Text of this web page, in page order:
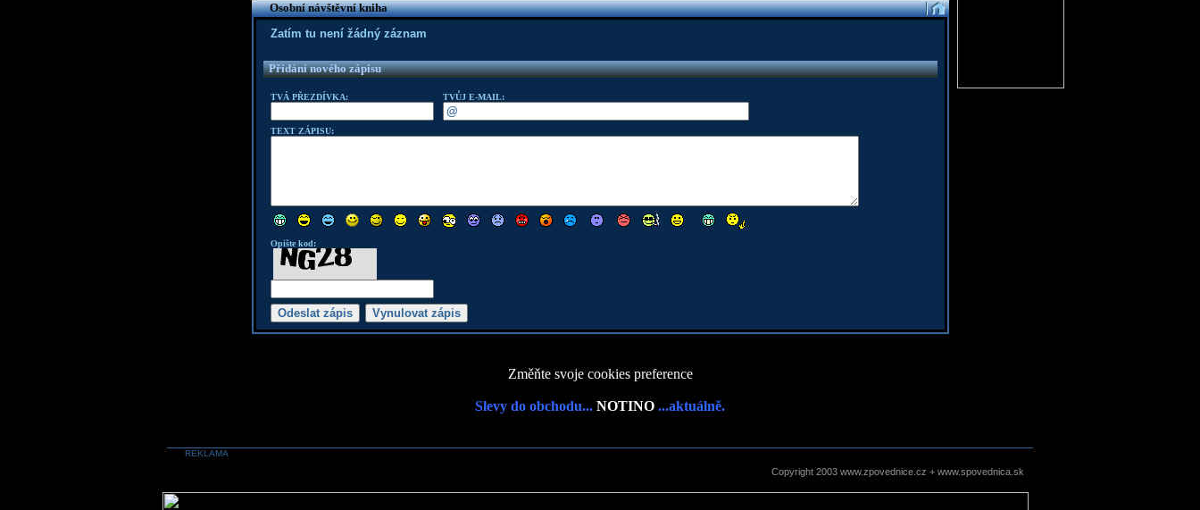
Osobní návštěvní kniha
Zatím tu není žádný záznam
Přidání nového zápisu
TVÁ PŘEZDÍVKA: TVŮJ E-MAIL:
TEXT ZÁPISU:
Opište kod:
Změňte svoje cookies preference
Slevy do obchodu... NOTINO ...aktuálně.
REKLAMA
Copyright 2003 www.zpovednice.cz + www.spovednica.sk